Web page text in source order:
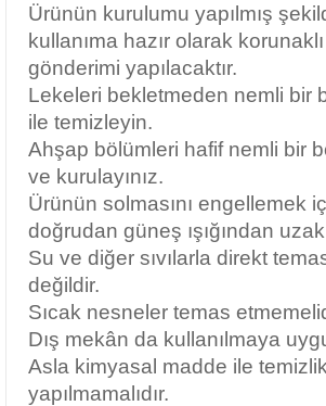
Ürünün kurulumu yapılmış
kullanıma hazır olarak
gönderimi yapılacaktır.
Lekeleri bekletmeden nemli bir
ile temizleyin.
Ahşap bölümleri hafif nemli bir
ve kurulayınız.
Ürünün solmasını engellemek
doğrudan güneş ışığından
Su ve diğer sıvılarla direkt
değildir.
Sıcak nesneler temas
Dış mekân da kullanılmaya
Asla kimyasal madde ile temizlik
yapılmamalıdır.